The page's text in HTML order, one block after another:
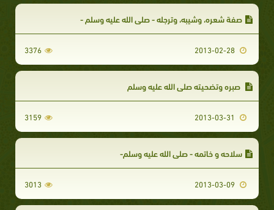
صفة شعره، وشيبه، وترجله - صلى الله عليه وسلم -
3376
صبره وتضحيته صلى الله عليه وسلم
3159
سلاحه و خاتمه - صلى الله عليه وسلم-
3013